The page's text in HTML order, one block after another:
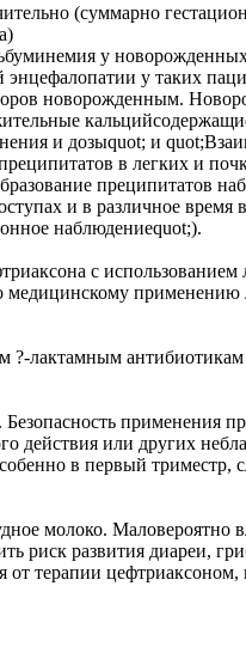
(суммарно
у
у таких
новорожденным.
и дозыquot; и
в легких и
преципитатов
и в различное
наблюдениеquot;).
с
применению
?-лактамным
действия или других
в первый триместр,
молоко.
риск развития диареи,
от терапии